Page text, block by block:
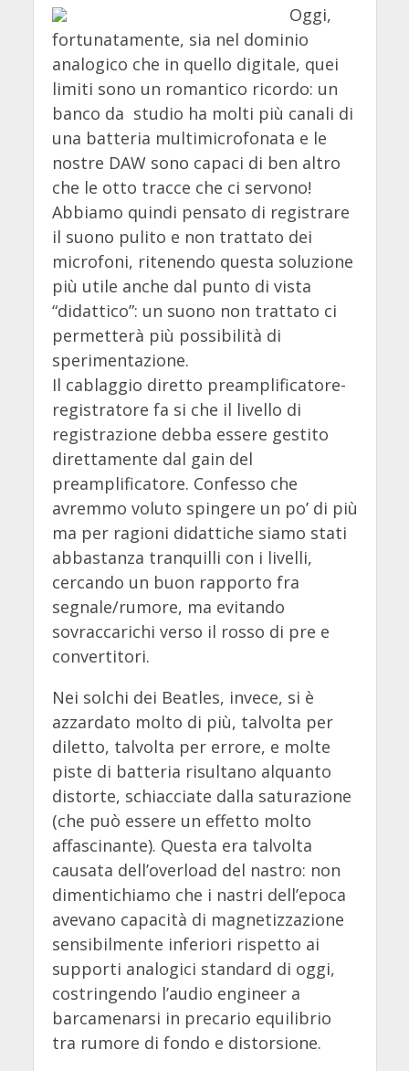
Oggi,
fortunatamente, sia nel dominio
analogico che in quello digitale, quei
limiti sono un romantico ricordo: un
banco da studio ha molti più canali di
una batteria multimicrofonata e le
nostre DAW sono capaci di ben altro
che le otto tracce che ci servono!
Abbiamo quindi pensato di registrare
il suono pulito e non trattato dei
microfoni, ritenendo questa soluzione
più utile anche dal punto di vista
“didattico”: un suono non trattato ci
permetterà più possibilità di
sperimentazione.
Il cablaggio diretto preamplificatore-
registratore fa si che il livello di
registrazione debba essere gestito
direttamente dal gain del
preamplificatore. Confesso che
avremmo voluto spingere un po’ di più
ma per ragioni didattiche siamo stati
abbastanza tranquilli con i livelli,
cercando un buon rapporto fra
segnale/rumore, ma evitando
sovraccarichi verso il rosso di pre e
convertitori.
Nei solchi dei Beatles, invece, si è
azzardato molto di più, talvolta per
diletto, talvolta per errore, e molte
piste di batteria risultano alquanto
distorte, schiacciate dalla saturazione
(che può essere un effetto molto
affascinante). Questa era talvolta
causata dell’overload del nastro: non
dimentichiamo che i nastri dell’epoca
avevano capacità di magnetizzazione
sensibilmente inferiori rispetto ai
supporti analogici standard di oggi,
costringendo l’audio engineer a
barcamenarsi in precario equilibrio
tra rumore di fondo e distorsione.